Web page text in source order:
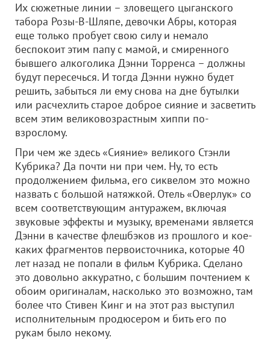
Их сюжетные линии – зловещего цыганского
табора Розы-В-Шляпе, девочки Абры, которая
еще только пробует свою силу и немало
беспокоит этим папу с мамой, и смиренного
бывшего алкоголика Дэнни Торренса – должны
будут пересечься. И тогда Дэнни нужно будет
решить, забыться ли ему снова на дне бутылки
или расчехлить старое доброе сияние и засветить
всем этим великовозрастным хиппи по-
взрослому.
При чем же здесь «Сияние» великого Стэнли
Кубрика? Да почти ни при чем. Ну, то есть
продолжением фильма, его сиквелом это можно
назвать с большой натяжкой. Отель «Оверлук» со
всем соответствующим антуражем, включая
звуковые эффекты и музыку, временами является
Дэнни в качестве флешбэков из прошлого и кое-
каких фрагментов первоисточника, которые 40
лет назад не попали в фильм Кубрика. Сделано
это довольно аккуратно, с большим почтением к
обоим оригиналам, насколько это возможно, там
более что Стивен Кинг и на этот раз выступил
исполнительным продюсером и бить его по
рукам было некому.